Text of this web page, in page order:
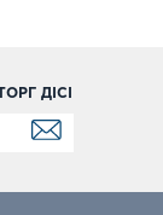
ДІСІ